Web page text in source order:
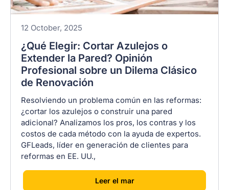
12 October, 2025
¿Qué Elegir: Cortar Azulejos o
Extender la Pared? Opinión
Profesional sobre un Dilema Clásico
de Renovación
Resolviendo un problema común en las reformas:
¿cortar los azulejos o construir una pared
adicional? Analizamos los pros, los contras y los
costos de cada método con la ayuda de expertos.
GFLeads, líder en generación de clientes para
reformas en EE. UU.,
[Leer el mar]